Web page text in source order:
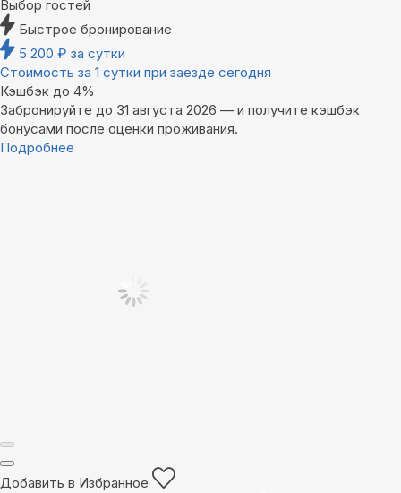
Выбор гостей
Быстрое бронирование
5 200 ₽ за сутки
Стоимость за 1 сутки при заезде сегодня
Кэшбэк до 4%
Забронируйте до 31 августа 2026 — и получите кэшбэк
бонусами после оценки проживания.
Подробнее
Добавить в Избранное